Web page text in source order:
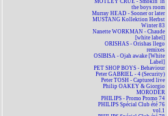
MÖTLEY CRÜE - Smokin' in
the boys room
Murray HEAD - Sooner or later
MUSTANG Kollektion Herbst
Winter 83
Nanette WORKMAN - Chaude
[white label]
ORISHAS - Orishas llego
remixes
OSIBISA - Ojah awake [White
Label]
PET SHOP BOYS - Behaviour
Peter GABRIEL - 4 (Security)
Peter TOSH - Captured live
Philip OAKEY & Giorgio
MORODER
PHILIPS - Promo Promo 74
PHILIPS Spécial Club été 76
vol.1